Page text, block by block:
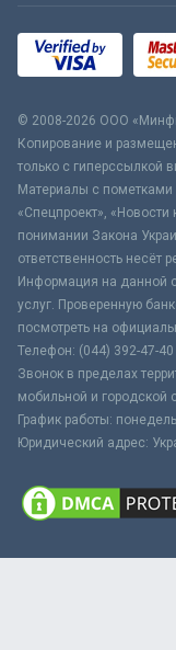
© 2008-2026 ООО
Копирование и
только с гиперссылкой
Материалы с пометками
«Спецпроект»,
понимании Закона
ответственность несёт
Информация на данной
услуг. Проверенную
посмотреть на
Телефон: (044) 392-47-40
Звонок в пределах
мобильной и городской
График работы:
Юридический адрес: